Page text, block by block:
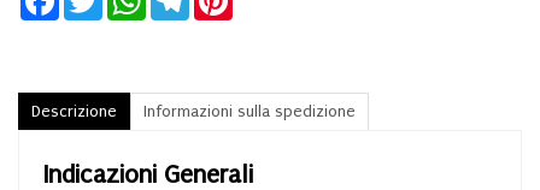
Descrizione Informazioni sulla spedizione
Indicazioni Generali